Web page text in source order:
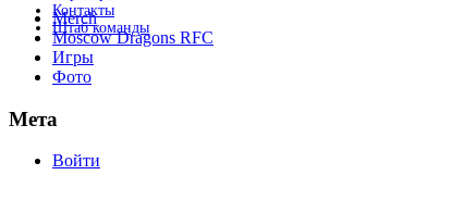
Контакты
Штаб команды
Merch
Moscow Dragons RFC
Игры
Фото
Мета
Войти